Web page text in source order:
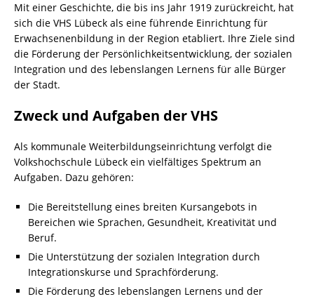
Mit einer Geschichte, die bis ins Jahr 1919 zurückreicht, hat
sich die VHS Lübeck als eine führende Einrichtung für
Erwachsenenbildung in der Region etabliert. Ihre Ziele sind
die Förderung der Persönlichkeitsentwicklung, der sozialen
Integration und des lebenslangen Lernens für alle Bürger
der Stadt.
Zweck und Aufgaben der VHS
Als kommunale Weiterbildungseinrichtung verfolgt die
Volkshochschule Lübeck ein vielfältiges Spektrum an
Aufgaben. Dazu gehören:
Die Bereitstellung eines breiten Kursangebots in
Bereichen wie Sprachen, Gesundheit, Kreativität und
Beruf.
Die Unterstützung der sozialen Integration durch
Integrationskurse und Sprachförderung.
Die Förderung des lebenslangen Lernens und der